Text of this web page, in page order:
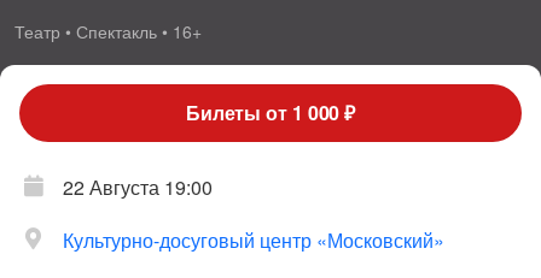
Театр • Спектакль • 16+
Билеты от 1 000 ₽
22 Августа 19:00
Культурно-досуговый центр «Московский»